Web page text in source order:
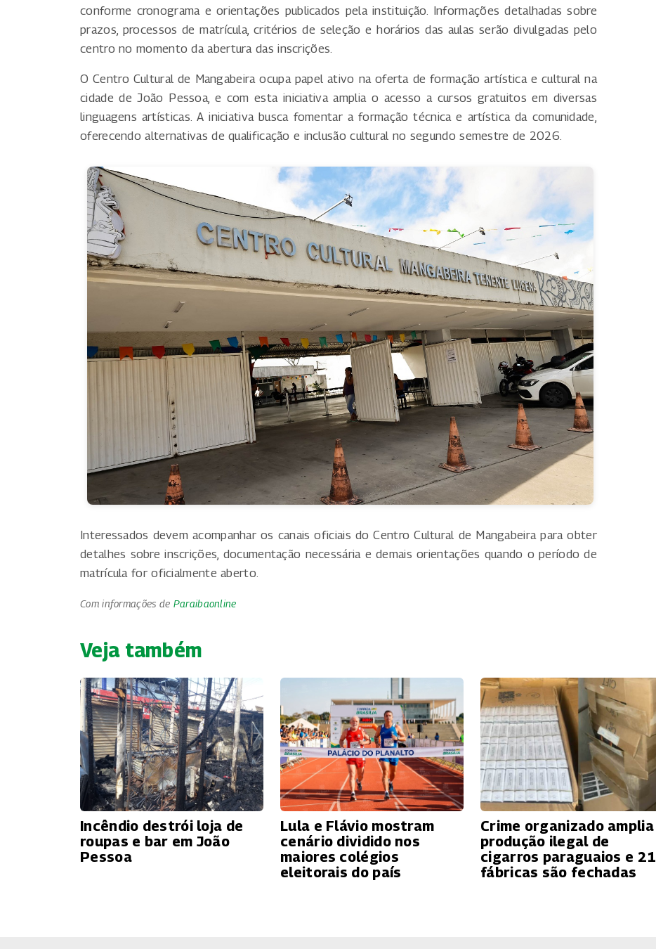
conforme cronograma e orientações publicados pela instituição. Informações detalhadas sobre
prazos, processos de matrícula, critérios de seleção e horários das aulas serão divulgadas pelo
centro no momento da abertura das inscrições.
O Centro Cultural de Mangabeira ocupa papel ativo na oferta de formação artística e cultural na
cidade de João Pessoa, e com esta iniciativa amplia o acesso a cursos gratuitos em diversas
linguagens artísticas. A iniciativa busca fomentar a formação técnica e artística da comunidade,
oferecendo alternativas de qualificação e inclusão cultural no segundo semestre de 2026.
Interessados devem acompanhar os canais oficiais do Centro Cultural de Mangabeira para obter
detalhes sobre inscrições, documentação necessária e demais orientações quando o período de
matrícula for oficialmente aberto.
Com informações de Paraibaonline
Veja também
Incêndio destrói loja de
roupas e bar em João
Pessoa
Lula e Flávio mostram
cenário dividido nos
maiores colégios
eleitorais do país
Crime organizado amplia
produção ilegal de
cigarros paraguaios e 21
fábricas são fechadas